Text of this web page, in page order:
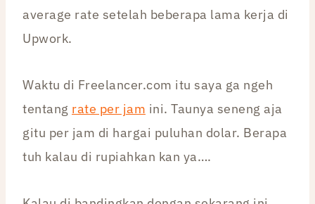
average rate setelah beberapa lama kerja di
Upwork.
Waktu di Freelancer.com itu saya ga ngeh
tentang rate per jam ini. Taunya seneng aja
gitu per jam di hargai puluhan dolar. Berapa
tuh kalau di rupiahkan kan ya….